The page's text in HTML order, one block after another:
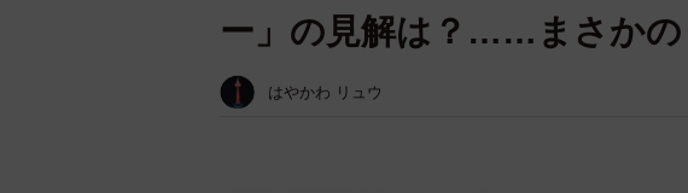
ー」の見解は？……まさかの
はやかわ リュウ